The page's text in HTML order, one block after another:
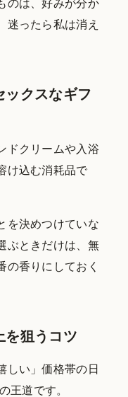
のは、好みが分か
迷ったら私は消え
ックスなギフ
ドクリームや入浴
け込む消耗品で
を決めつけていな
ぶときだけは、無
の香りにしておく
を狙うコツ
しい」価格帯の日
王道です。